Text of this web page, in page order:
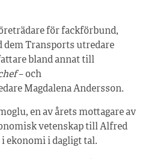
för fackförbund,
dem Transports utredare
bland annat till
– och
Magdalena Andersson.
en av årets mottagare av
vetenskap till Alfred
ekonomi i dagligt tal.